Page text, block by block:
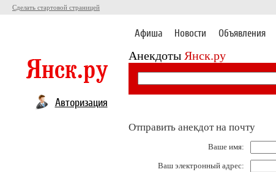
Сделать стартовой страницей
Афиша Новости Объявления
Анекдоты Янск.ру
Авторизация
Отправить анекдот на почту
Ваше имя:
Ваш электронный адрес: